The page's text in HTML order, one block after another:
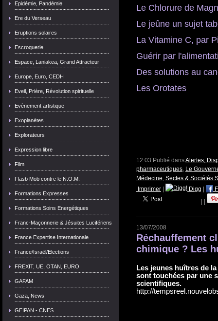
Epidémie, Pandémie
Ere du Verseau
Eruptions solaires
Escroquerie
Espace, Laniakea, Grand Attracteur
Europe, Euro, CEDH
Eveil, Prière, Révolution spirituelle
Evènement artistique
Exoplanètes
Explorateurs
Expression libre
Film
Flasb Mob contre le N.O.M.
Formations Expresses
Formations Soins Energétiques
Franc-Maçonnerie & Jésuites Lucifériens
France Expertise Internationale
France/Israël/Elections
FREXIT, UE, OTAN, EURO
GAFAM
Gaza, News
GEIPAN - CNES
Le Chlorure de
Le jeûne un sujet
La Vitamine C, par
Guérir par
Des solutions au
Les Orotates
12:03 Publié dansAlertes,
pharmaceutiques, Le
Médecine, Sectes & Sociétés
Imprimer
Digg
13/07/2008
Réchauffement
chimique ? Les
Les jeunes huîtres de
sont touchées par une
scientifiques.
http://